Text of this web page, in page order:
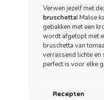
Verwen jezelf met
bruschetta! Malse
gebakken met een
wordt afgetopt met
bruschetta van
verrassend lichte
perfect is voor elke
Recepten